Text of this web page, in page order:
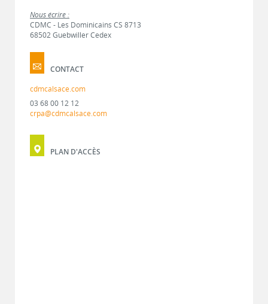
Nous écrire :
CDMC - Les Dominicains CS 8713
68502 Guebwiller Cedex
CONTACT
cdmcalsace.com
03 68 00 12 12
crpa@cdmcalsace.com
PLAN D'ACCÈS